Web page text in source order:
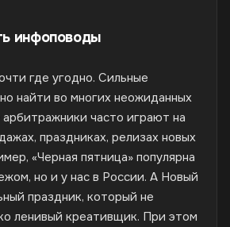
инфоповоды
где угодно. Сильные
найти во многих неожиданных
часто играют на
праздниках, релизах новых
«Черная пятница» популярна
но и у нас в России. А Новый
праздник, который не
ленивый креативщик. При этом